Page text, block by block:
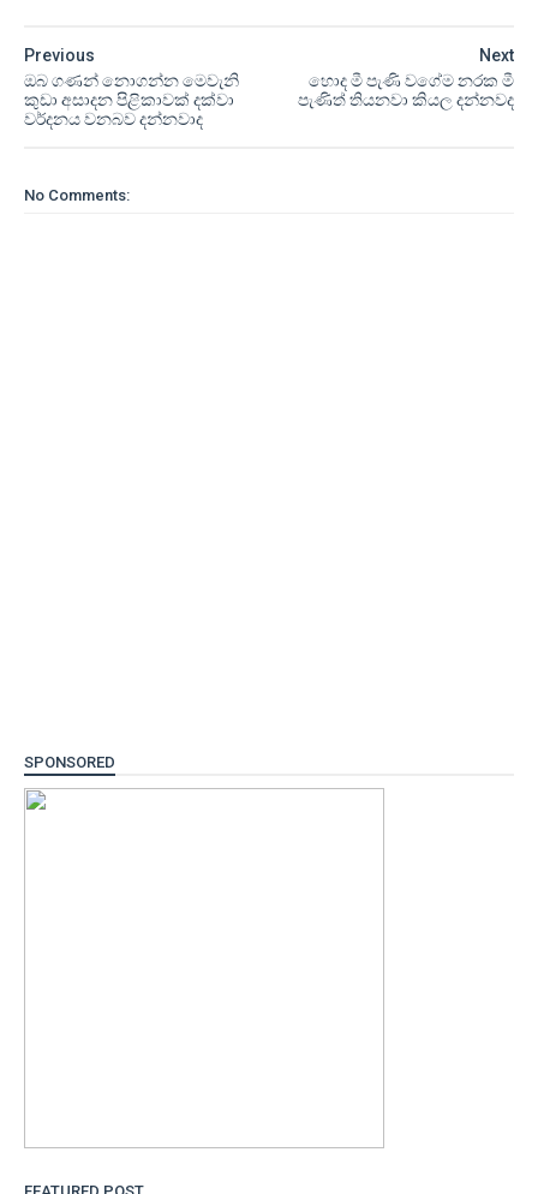
Next
හොද මී පැණි වගේම නරක මී
පැණිත් තියනවා කියල දන්නවද
Previous
ඔබ ගණන් නොගන්න මෙවැනි
කුඩා අසාදන පිළිකාවක් දක්වා
වර්දනය වනබව දන්නවාද
No Comments:
SPONSORED